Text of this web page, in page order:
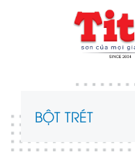
BỘT TRÉT